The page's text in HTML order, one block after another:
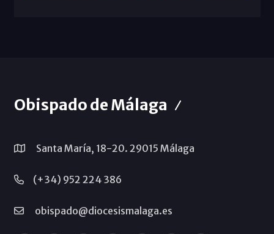
Obispado de Málaga
Santa María, 18-20. 29015 Málaga
(+34) 952 224 386
obispado@diocesismalaga.es